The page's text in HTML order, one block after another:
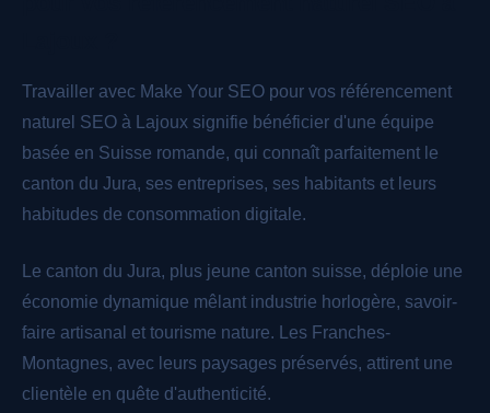
Travailler avec Make Your SEO pour vos référencement
naturel SEO à Lajoux signifie bénéficier d'une équipe
basée en Suisse romande, qui connaît parfaitement le
canton du Jura, ses entreprises, ses habitants et leurs
habitudes de consommation digitale.
Le canton du Jura, plus jeune canton suisse, déploie une
économie dynamique mêlant industrie horlogère, savoir-
faire artisanal et tourisme nature. Les Franches-
Montagnes, avec leurs paysages préservés, attirent une
clientèle en quête d'authenticité.